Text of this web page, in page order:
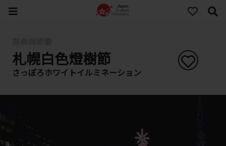
札幌白色燈樹節
さっぽろホワイトイルミネーション